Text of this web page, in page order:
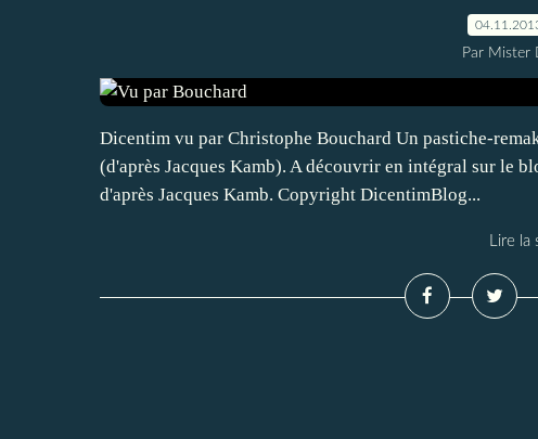
Par Mister
Dicentim vu par Christophe Bouchard Un pastiche-
(d'après Jacques Kamb). A découvrir en intégral sur le
d'après Jacques Kamb. Copyright DicentimBlog...
Lire la